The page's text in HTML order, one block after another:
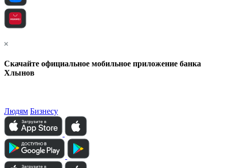
Скачайте официальное мобильное приложение банка
Хлынов
Людям Бизнесу